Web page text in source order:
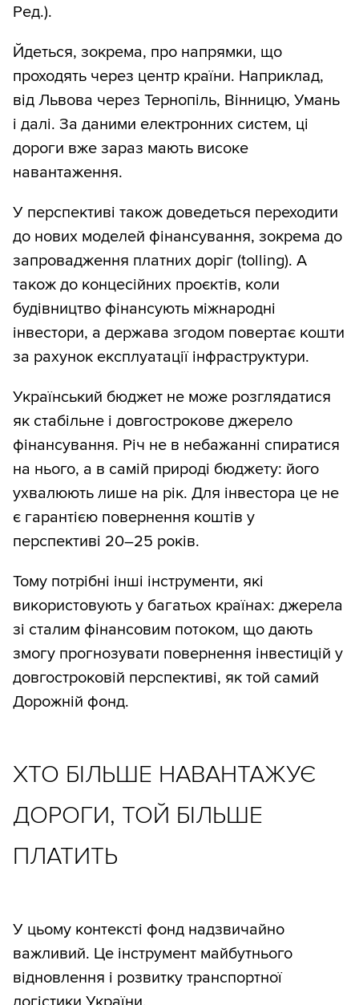
Ред.).
Йдеться, зокрема, про напрямки, що
проходять через центр країни. Наприклад,
від Львова через Тернопіль, Вінницю, Умань
і далі. За даними електронних систем, ці
дороги вже зараз мають високе
навантаження.
У перспективі також доведеться переходити
до нових моделей фінансування, зокрема до
запровадження платних доріг (tolling). А
також до концесійних проєктів, коли
будівництво фінансують міжнародні
інвестори, а держава згодом повертає кошти
за рахунок експлуатації інфраструктури.
Український бюджет не може розглядатися
як стабільне і довгострокове джерело
фінансування. Річ не в небажанні спиратися
на нього, а в самій природі бюджету: його
ухвалюють лише на рік. Для інвестора це не
є гарантією повернення коштів у
перспективі 20–25 років.
Тому потрібні інші інструменти, які
використовують у багатьох країнах: джерела
зі сталим фінансовим потоком, що дають
змогу прогнозувати повернення інвестицій у
довгостроковій перспективі, як той самий
Дорожній фонд.
ХТО БІЛЬШЕ НАВАНТАЖУЄ
ДОРОГИ, ТОЙ БІЛЬШЕ
ПЛАТИТЬ
У цьому контексті фонд надзвичайно
важливий. Це інструмент майбутнього
відновлення і розвитку транспортної